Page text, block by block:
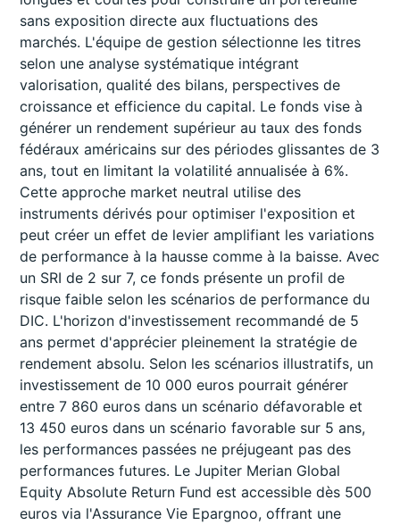
sans exposition directe aux fluctuations des
marchés. L'équipe de gestion sélectionne les titres
selon une analyse systématique intégrant
valorisation, qualité des bilans, perspectives de
croissance et efficience du capital. Le fonds vise à
générer un rendement supérieur au taux des fonds
fédéraux américains sur des périodes glissantes de 3
ans, tout en limitant la volatilité annualisée à 6%.
Cette approche market neutral utilise des
instruments dérivés pour optimiser l'exposition et
peut créer un effet de levier amplifiant les variations
de performance à la hausse comme à la baisse. Avec
un SRI de 2 sur 7, ce fonds présente un profil de
risque faible selon les scénarios de performance du
DIC. L'horizon d'investissement recommandé de 5
ans permet d'apprécier pleinement la stratégie de
rendement absolu. Selon les scénarios illustratifs, un
investissement de 10 000 euros pourrait générer
entre 7 860 euros dans un scénario défavorable et
13 450 euros dans un scénario favorable sur 5 ans,
les performances passées ne préjugeant pas des
performances futures. Le Jupiter Merian Global
Equity Absolute Return Fund est accessible dès 500
euros via l'Assurance Vie Epargnoo, offrant une